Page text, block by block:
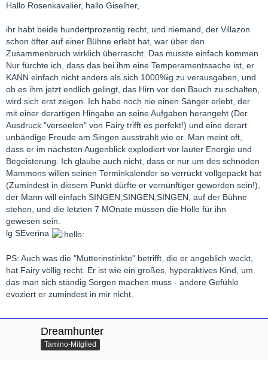
Hallo Rosenkavalier, hallo Giselher,
ihr habt beide hundertprozentig recht, und niemand, der Villazon
schon öfter auf einer Bühne erlebt hat, war über den
Zusammenbruch wirklich überrascht. Das musste einfach kommen.
Nur fürchte ich, dass das bei ihm eine Temperamentssache ist, er
KANN einfach nicht anders als sich 1000%ig zu verausgaben, und
ob es ihm jetzt endlich gelingt, das Hirn vor den Bauch zu schalten,
wird sich erst zeigen. Ich habe noch nie einen Sänger erlebt, der
mit einer derartigen Hingabe an seine Aufgaben herangeht (Der
Ausdruck "verseelen" von Fairy trifft es perfekt!) und eine derart
unbändige Freude am Singen ausstrahlt wie er. Man meint oft,
dass er im nächsten Augenblick explodiert vor lauter Energie und
Begeisterung. Ich glaube auch nicht, dass er nur um des schnöden
Mammons willen seinen Terminkalender so verrückt vollgepackt hat
(Zumindest in diesem Punkt dürfte er vernünftiger geworden sein!),
der Mann will einfach SINGEN,SINGEN,SINGEN, auf der Bühne
stehen, und die letzten 7 MOnate müssen die Hölle für ihn
gewesen sein.
lg SEverina
PS: Auch was die "Mutterinstinkte" betrifft, die er angeblich weckt,
hat Fairy völlig recht. Er ist wie ein großes, hyperaktives Kind, um
das man sich ständig Sorgen machen muss - andere Gefühle
evoziert er zumindest in mir nicht.
Dreamhunter
Tamino-Mitglied